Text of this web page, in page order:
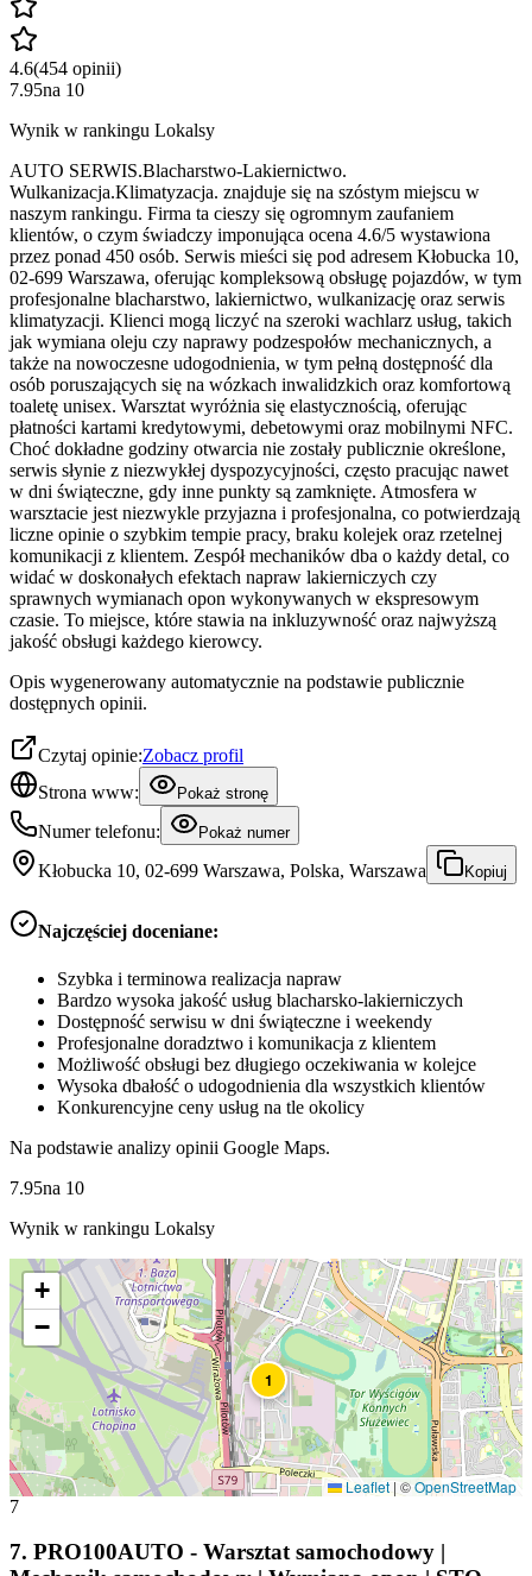
4.6(454 opinii)
7.95na 10
Wynik w rankingu Lokalsy
AUTO SERWIS.Blacharstwo-Lakiernictwo.
Wulkanizacja.Klimatyzacja. znajduje się na szóstym miejscu w
naszym rankingu. Firma ta cieszy się ogromnym zaufaniem
klientów, o czym świadczy imponująca ocena 4.6/5 wystawiona
przez ponad 450 osób. Serwis mieści się pod adresem Kłobucka 10,
02-699 Warszawa, oferując kompleksową obsługę pojazdów, w tym
profesjonalne blacharstwo, lakiernictwo, wulkanizację oraz serwis
klimatyzacji. Klienci mogą liczyć na szeroki wachlarz usług, takich
jak wymiana oleju czy naprawy podzespołów mechanicznych, a
także na nowoczesne udogodnienia, w tym pełną dostępność dla
osób poruszających się na wózkach inwalidzkich oraz komfortową
toaletę unisex. Warsztat wyróżnia się elastycznością, oferując
płatności kartami kredytowymi, debetowymi oraz mobilnymi NFC.
Choć dokładne godziny otwarcia nie zostały publicznie określone,
serwis słynie z niezwykłej dyspozycyjności, często pracując nawet
w dni świąteczne, gdy inne punkty są zamknięte. Atmosfera w
warsztacie jest niezwykle przyjazna i profesjonalna, co potwierdzają
liczne opinie o szybkim tempie pracy, braku kolejek oraz rzetelnej
komunikacji z klientem. Zespół mechaników dba o każdy detal, co
widać w doskonałych efektach napraw lakierniczych czy
sprawnych wymianach opon wykonywanych w ekspresowym
czasie. To miejsce, które stawia na inkluzywność oraz najwyższą
jakość obsługi każdego kierowcy.
Opis wygenerowany automatycznie na podstawie publicznie
dostępnych opinii.
Czytaj opinie:Zobacz profil
Strona www:
Pokaż stronę
Numer telefonu: Pokaż numer
Kłobucka 10, 02-699 Warszawa, Polska, Warszawa Kopiuj
Najczęściej doceniane:
Szybka i terminowa realizacja napraw
Bardzo wysoka jakość usług blacharsko-lakierniczych
Dostępność serwisu w dni świąteczne i weekendy
Profesjonalne doradztwo i komunikacja z klientem
Możliwość obsługi bez długiego oczekiwania w kolejce
Wysoka dbałość o udogodnienia dla wszystkich klientów
Konkurencyjne ceny usług na tle okolicy
Na podstawie analizy opinii Google Maps.
7.95na 10
Wynik w rankingu Lokalsy
1
+
−
Leaflet | ©OpenStreetMap
7
7. PRO100AUTO - Warsztat samochodowy |